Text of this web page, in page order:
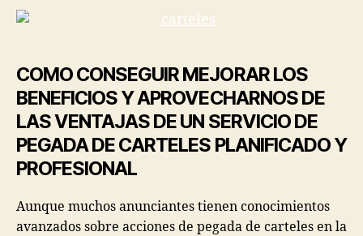
COMO CONSEGUIR MEJORAR LOS
BENEFICIOS Y APROVECHARNOS DE
LAS VENTAJAS DE UN SERVICIO DE
PEGADA DE CARTELES PLANIFICADO Y
PROFESIONAL
Aunque muchos anunciantes tienen conocimientos
avanzados sobre acciones de pegada de carteles en la